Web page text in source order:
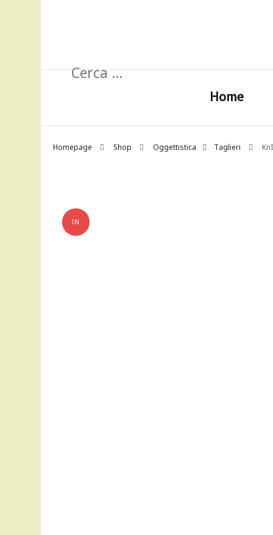
Ricerca
Home
Homepage Shop Oggettistica Taglieri
IN